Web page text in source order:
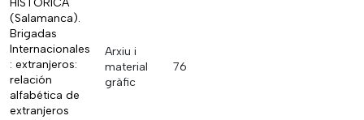
HISTÓRICA
(Salamanca).
Brigadas
Internacionales
: extranjeros:
relación
alfabética de
extranjeros
Arxiu i
material
gràfic
76